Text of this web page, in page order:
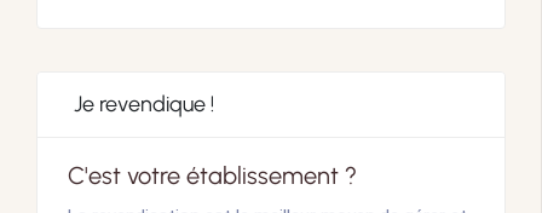
Je revendique !
C'est votre établissement ?